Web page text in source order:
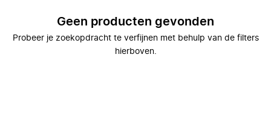
Geen producten gevonden
Probeer je zoekopdracht te verfijnen met behulp van de filters
hierboven.